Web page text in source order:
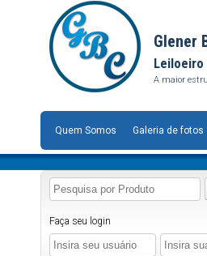
Glener
Leiloeiro
A maior
Quem Somos Galeria de fotos
Faça seu login